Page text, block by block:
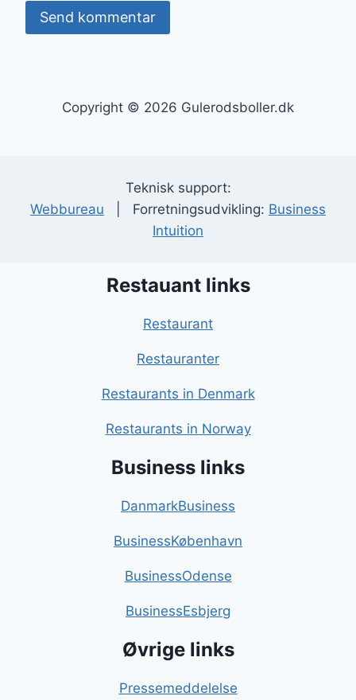
Copyright © 2026 Gulerodsboller.dk
Teknisk support:
Webbureau | Forretningsudvikling: Business
Intuition
Restauant links
Restaurant
Restauranter
Restaurants in Denmark
Restaurants in Norway
Business links
DanmarkBusiness
BusinessKøbenhavn
BusinessOdense
BusinessEsbjerg
Øvrige links
Pressemeddelelse